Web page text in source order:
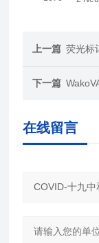
上一篇 荧光标
下一篇
在线留言